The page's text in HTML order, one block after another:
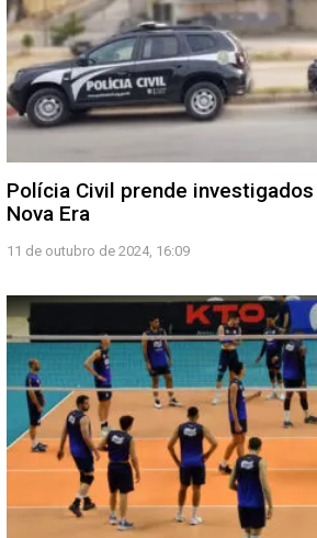
Polícia Civil prende
Nova Era
11 de outubro de 2024, 16:09